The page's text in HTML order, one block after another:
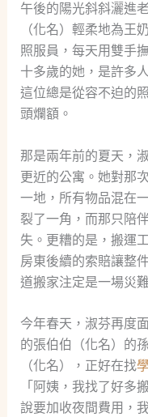
午後的陽光斜斜灑進
（化名）輕柔地為王
照服員，每天用雙手
十多歲的她，是許多
這位總是從容不迫的
頭爛額。
那是兩年前的夏天，
更近的公寓。她對那
一地，所有物品混在
裂了一角，而那只陪
失。更糟的是，搬運
房東後續的索賠讓整
道搬家注定是一場災難
今年春天，淑芬再度
的張伯伯（化名）的
（化名），正好在找
「阿姨，我找了好多
說要加收夜間費用，